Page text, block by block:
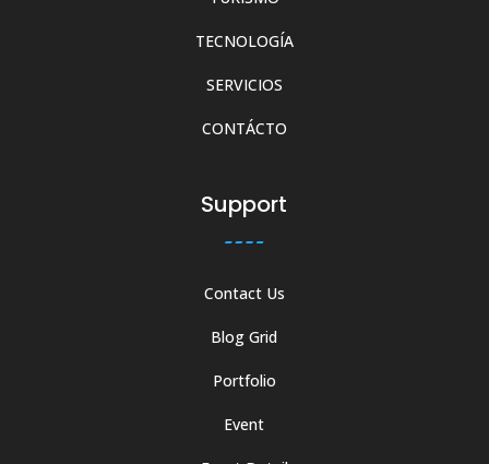
TECNOLOGÍA
SERVICIOS
CONTÁCTO
Support
Contact Us
Blog Grid
Portfolio
Event